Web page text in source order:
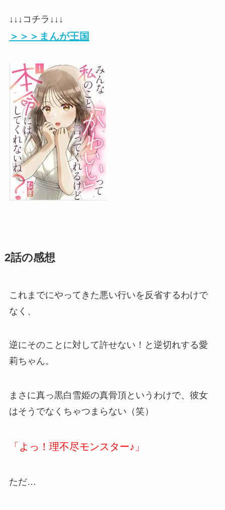
↓↓↓コチラ↓↓↓
＞＞＞まんが王国
2話の感想
これまでにやってきた悪い行いを反省するわけで
なく、
逆にそのことに対して許せない！と逆切れする愛
莉ちゃん。
まさに真っ黒白雪姫の真骨頂というわけで、彼女
はそうでなくちゃつまらない（笑）
「よっ！理不尽モンスター♪」
ただ…